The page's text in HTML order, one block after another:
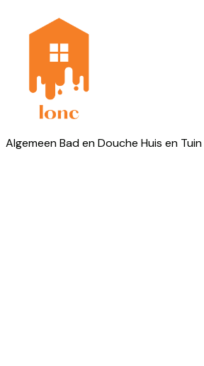
AlgemeenBad en Douche Huis en Tuin